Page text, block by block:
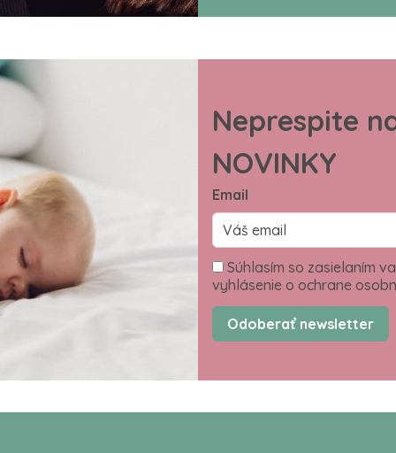
Neprespite
NOVINKY
Email
Súhlasím so zasielaním
vyhlásenie o ochrane
Odoberať newsletter